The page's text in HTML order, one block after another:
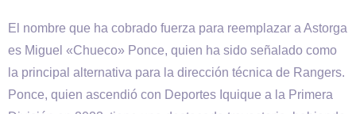
El nombre que ha cobrado fuerza para reemplazar a Astorga
es Miguel «Chueco» Ponce, quien ha sido señalado como
la principal alternativa para la dirección técnica de Rangers.
Ponce, quien ascendió con Deportes Iquique a la Primera